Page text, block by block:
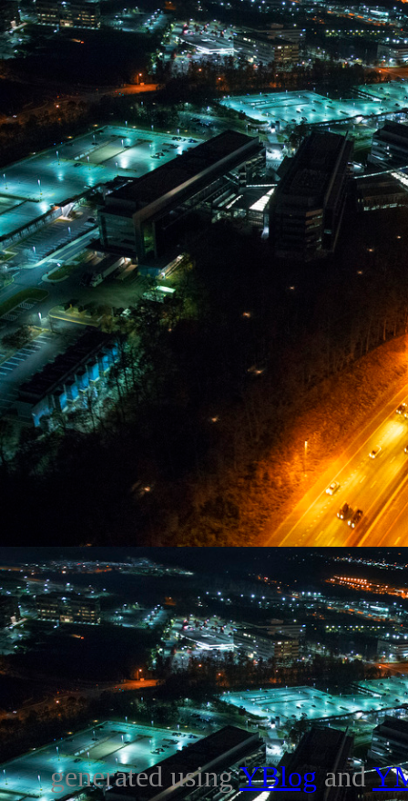
generated usingYBlog and